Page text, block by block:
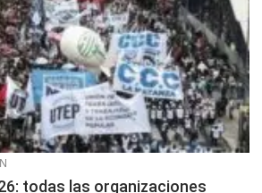
todas las organizaciones